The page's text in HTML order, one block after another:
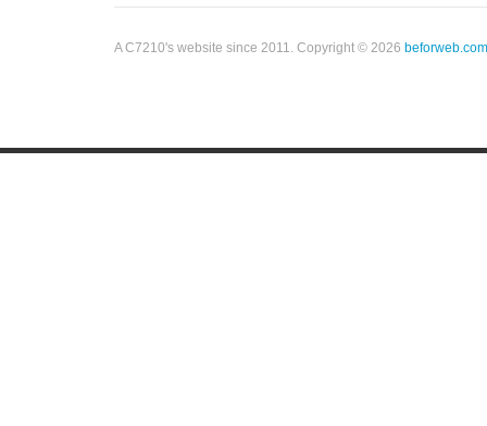
A C7210's website since 2011. Copyright © 2026 beforweb.com